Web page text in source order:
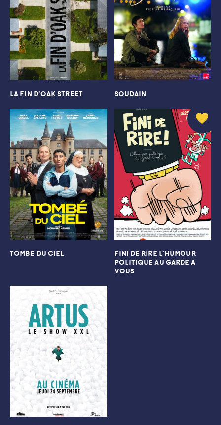
LA FIN D’OAK STREET SOUDAIN
TOMBé DU CIEL
FINI DE RIRE L’HUMOUR
POLITIQUE AU GARDE A
VOUS